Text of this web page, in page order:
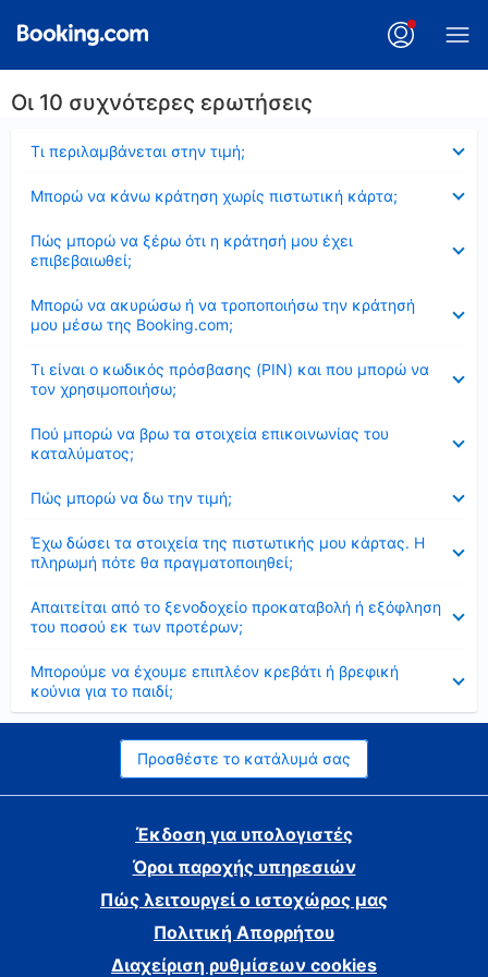
Οι 10 συχνότερες ερωτήσεις
Τι περιλαμβάνεται στην τιμή;
Μπορώ να κάνω κράτηση χωρίς πιστωτική κάρτα;
Πώς μπορώ να ξέρω ότι η κράτησή μου έχει
επιβεβαιωθεί;
Μπορώ να ακυρώσω ή να τροποποιήσω την κράτησή
μου μέσω της Booking.com;
Τι είναι ο κωδικός πρόσβασης (PIN) και που μπορώ να
τον χρησιμοποιήσω;
Πού μπορώ να βρω τα στοιχεία επικοινωνίας του
καταλύματος;
Πώς μπορώ να δω την τιμή;
Έχω δώσει τα στοιχεία της πιστωτικής μου κάρτας. Η
πληρωμή πότε θα πραγματοποιηθεί;
Απαιτείται από το ξενοδοχείο προκαταβολή ή εξόφληση
του ποσού εκ των προτέρων;
Μπορούμε να έχουμε επιπλέον κρεβάτι ή βρεφική
κούνια για το παιδί;
Προσθέστε το κατάλυμά σας
Έκδοση για υπολογιστές
Όροι παροχής υπηρεσιών
Πώς λειτουργεί ο ιστοχώρος μας
Πολιτική Απορρήτου
Διαχείριση ρυθμίσεων cookies